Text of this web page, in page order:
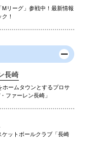
Mリーグ」参戦中！最新情報
！
長崎
ホームタウンとするプロサ
ファーレン長崎」
ケットボールクラブ「長崎